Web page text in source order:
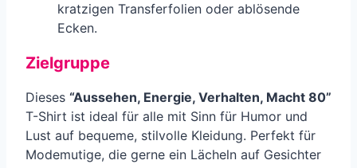
kratzigen Transferfolien oder ablösende
Ecken.
Zielgruppe
Dieses “Aussehen, Energie, Verhalten, Macht 80”
T-Shirt ist ideal für alle mit Sinn für Humor und
Lust auf bequeme, stilvolle Kleidung. Perfekt für
Modemutige, die gerne ein Lächeln auf Gesichter